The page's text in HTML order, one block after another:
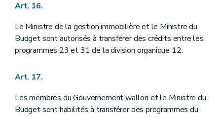
Art. 16.
Le Ministre de la gestion immobilière et le Ministre du
Budget sont autorisés à transférer des crédits entre les
programmes 23 et 31 de la division organique 12.
Art. 17.
Les membres du Gouvernement wallon et le Ministre du
Budget sont habilités à transférer des programmes du